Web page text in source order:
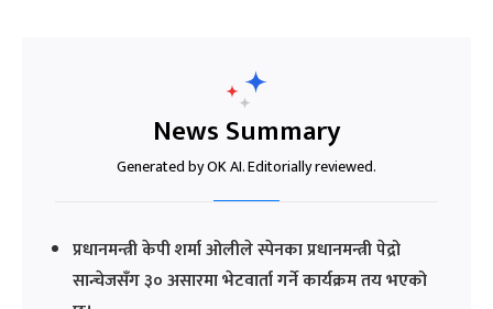
News Summary
Generated by OK AI. Editorially reviewed.
प्रधानमन्त्री केपी शर्मा ओलीले स्पेनका प्रधानमन्त्री पेद्रो
सान्चेजसँग ३० असारमा भेटवार्ता गर्ने कार्यक्रम तय भएको